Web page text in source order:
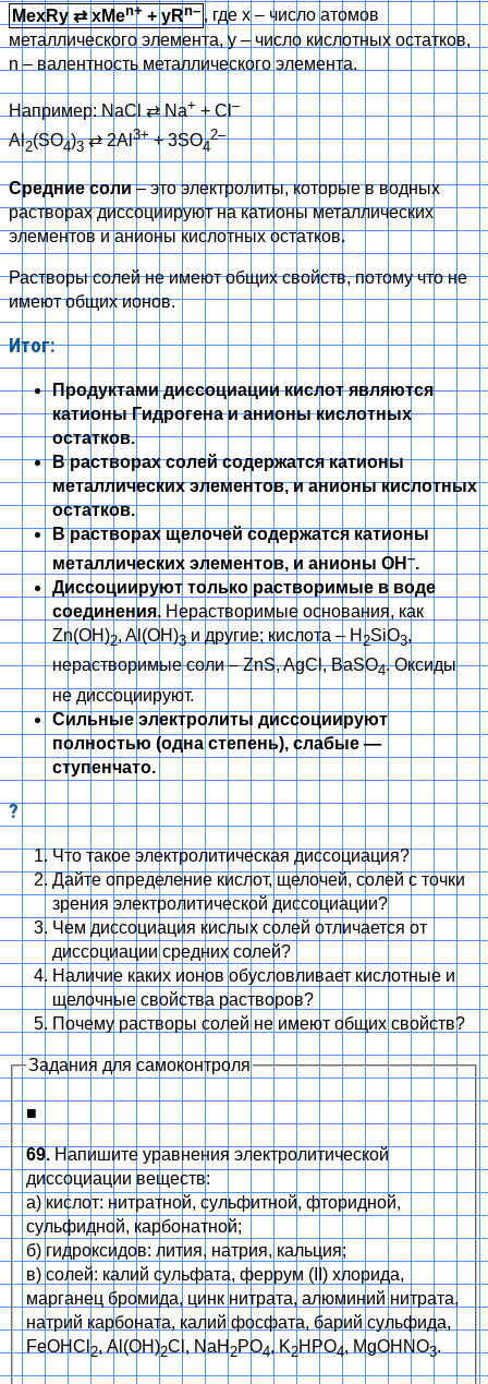
MexRy ⇄xMen+ + yRn– , где х – число атомов
металлического элемента, у – число кислотных остатков,
n – валентность металлического элемента.
Например: NaCl ⇄ Na+ + Cl –
Al2(SO4)3 ⇄2Al3++ 3SO4
2–
Средние соли– это электролиты, которые в водных
растворах диссоциируют на катионы металлических
элементов и анионы кислотных остатков.
Растворы солей не имеют общих свойств, потому что не
имеют общих ионов.
Итог:
Продуктами диссоциации кислот являются
катионы Гидрогена и анионы кислотных
остатков.
В растворах солей содержатся катионы
металлических элементов, и анионы кислотных
остатков.
В растворах щелочей содержатся катионы
металлических элементов, и анионы ОН –.
Диссоциируют только растворимые в воде
соединения. Нерастворимые основания, как
Zn(OH)2, Al(OH)3 и другие; кислота – H 2SіO3,
нерастворимые соли – ZnS, AgCl, BaSO4. Оксиды
не диссоциируют.
Сильные электролиты диссоциируют
полностью (одна степень), слабые —
ступенчато.
?
Что такое электролитическая диссоциация?
Дайте определение кислот, щелочей, солей с точки
зрения электролитической диссоциации?
Чем диссоциация кислых солей отличается от
диссоциации средних солей?
Наличие каких ионов обусловливает кислотные и
щелочные свойства растворов?
Почему растворы солей не имеют общих свойств?
Задания для самоконтроля
■
69. Напишите уравнения электролитической
диссоциации веществ:
а) кислот: нитратной, сульфитной, фторидной,
сульфидной, карбонатной;
б) гидроксидов: лития, натрия, кальция;
в) солей: калий сульфата, феррум (II) хлорида,
марганец бромида, цинк нитрата, алюминий нитрата,
натрий карбоната, калий фосфата, барий сульфида,
FeOHCl 2, Al(OH)2Cl, NaH 2PO4, K2HPO4, MgOHNO3.